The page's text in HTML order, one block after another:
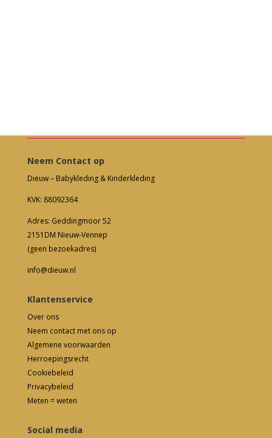
Neem Contact op
Dieuw – Babykleding & Kinderkleding
KVK: 88092364
Adres: Geddingmoor 52
2151DM Nieuw-Vennep
(geen bezoekadres)
info@dieuw.nl
Klantenservice
Over ons
Neem contact met ons op
Algemene voorwaarden
Herroepingsrecht
Cookiebeleid
Privacybeleid
Meten = weten
Social media